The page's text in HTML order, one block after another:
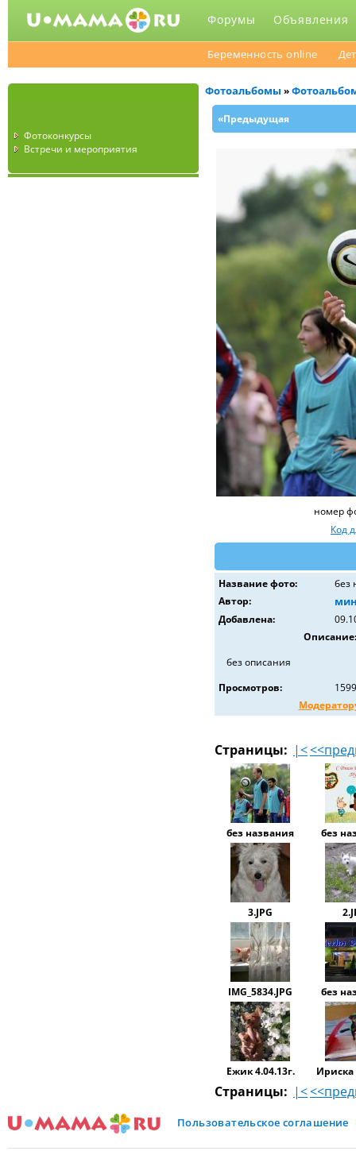
Форумы Объявления
Беременность online
Фотоконкурсы
Встречи и мероприятия
Фотоальбомы »
«Предыдущая
номер
Код
Название фото:
без
Автор:
Добавлена:
Описание:
без описания
Просмотров:
1599
Страницы: |<
без названия без
3.JPG
IMG_5834.JPG без
Ежик 4.04.13г. Ириска
Страницы: |<
Пользовательское соглашение